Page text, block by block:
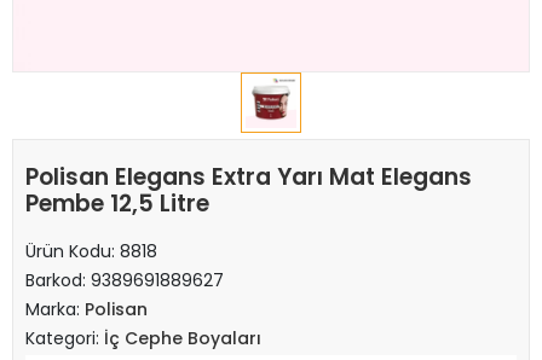
Polisan Elegans Extra Yarı Mat Elegans
Pembe 12,5 Litre
Ürün Kodu: 8818
Barkod: 9389691889627
Marka: Polisan
Kategori: İç Cephe Boyaları